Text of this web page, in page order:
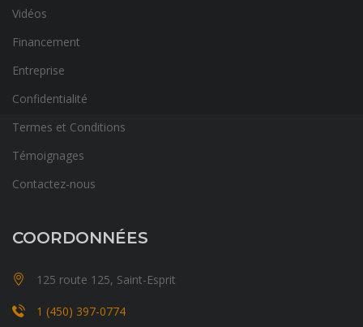
Vidéos
Financement
Entreprise
Confidentialité
Termes et Conditions
Témoignages
Contactez-nous
COORDONNÉES
125 route 125, Saint-Esprit
1 (450) 397-0774